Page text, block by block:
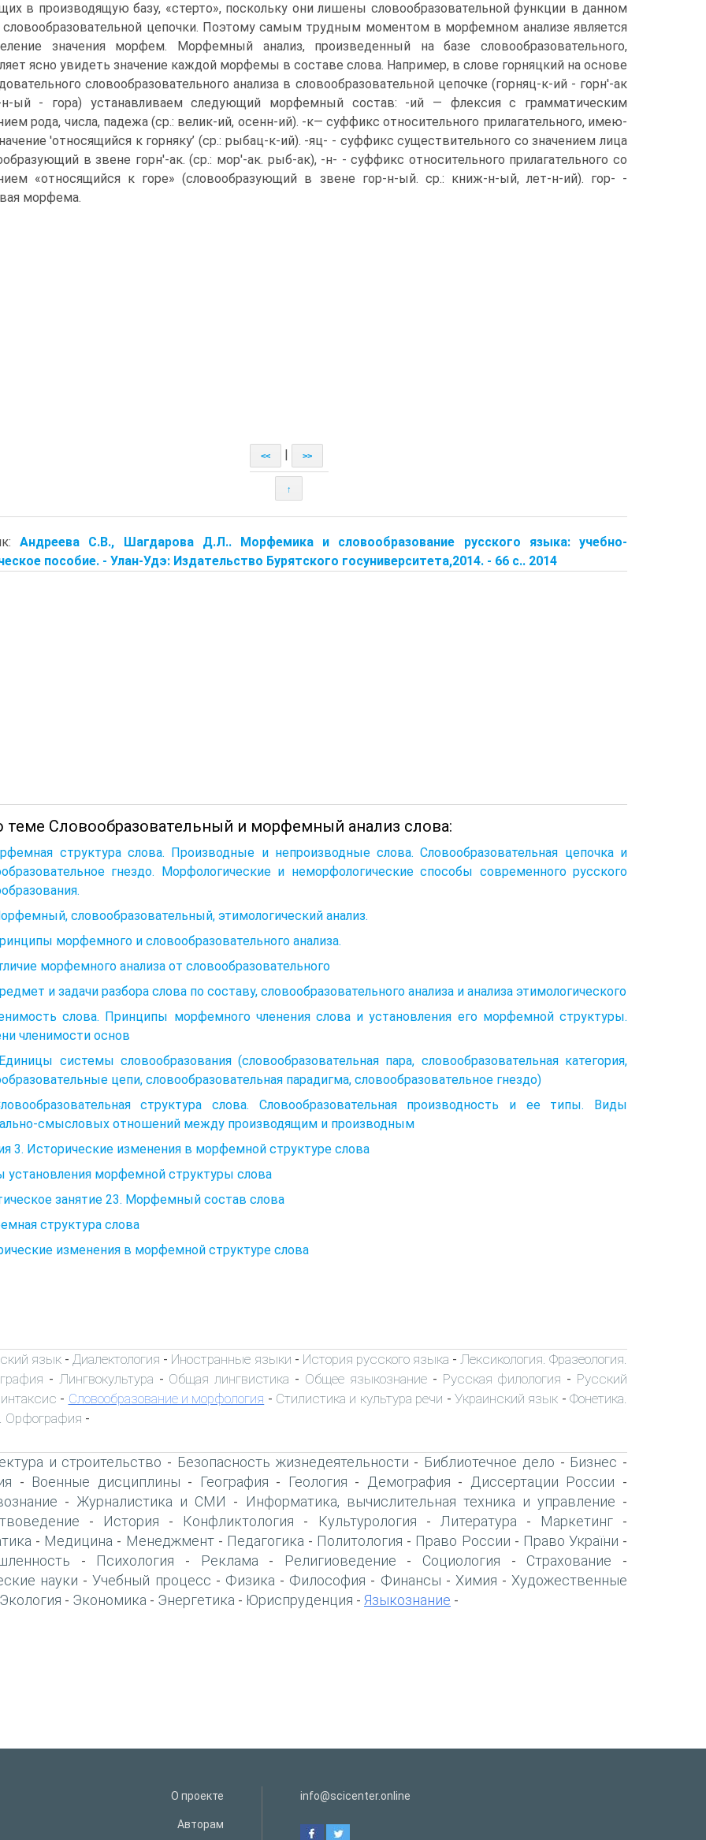
в производящую базу, «стерто», поскольку они лишены словообразо­вательной функции в данном
словообразовательной цепочки. Поэтому самым трудным моментом в морфемном анализе является
значения морфем. Морфемный анализ, произведенный на базе словообразовательного,
ясно увидеть значение каждой морфемы в составе слова. Например, в слове горняцкий на основе
словообразовательного анализа в слово­образовательной цепочке (горняц-к-ий - горн'-ак
ый - гора) устанавливаем следующий морфемный состав: -ий — флексия с грамматическим
рода, числа, падежа (ср.: велик-ий, осенн-ий). -к— суффикс относительного прилагательного, имею­
'относящийся к горняку’ (ср.: рыбац-к-ий). -яц- - суф­фикс существительного со значением лица
в звене горн'-ак. (ср.: мор'-ак. рыб-ак), -н- - суффикс относительного прилагательного со
«относящийся к горе» (словообра­зующий в звене гор-н-ый. ср.: книж-н-ый, лет-н-ий). гор- -
морфема.
<< >>
↑
Андреева С.В., Шагдарова Д.Л.. Морфемика и словообразование русского языка: учеб­но-
пособие. - Улан-Удэ: Издательство Бурят­ского госуниверситета,2014. - 66 с.. 2014
теме Словообразовательный и морфемный анализ слова:
структура слова. Производные и непроизводные слова. Словообразовательная цепочка и
гнездо. Морфологические и неморфологические способы современного русского
словообразовательный, этимологический анализ.
морфемного и словообразовательного анализа.
морфемного анализа от словообразовательного
и задачи разбора слова по составу, словообразовательного анализа и анализа этимологического
слова. Принципы морфемного членения слова и установления его морфемной структуры.
членимости основ
системы словообразования (словообразовательная пара, словообразовательная категория,
цепи, словообразовательная парадигма, словообразовательное гнездо)
структура слова. Словообразовательная производность и ее типы. Виды
смысловых отношений между производящим и производным
3. Исторические изменения в морфемной структуре слова
установления морфемной структуры слова
занятие 23. Морфемный состав слова
структура слова
изменения в морфемной структуре слова
язык - Диалектология - Иностранные языки - История русского языка - Лексикология. Фразеология.
- Лингвокультура - Общая лингвистика - Общее языкознание- Русская филология - Русский
- Словообразование и морфология - Стилистика и культура речи - Украинский язык - Фонетика.
Орфография -
и строительство - Безопасность жизнедеятельности - Библиотечное дело - Бизнес -
- Военные дисциплины - География - Геология - Демография - Диссертации России -
- Журналистика и СМИ - Информатика, вычислительная техника и управление -
- История - Конфликтология - Культурология - Литература - Маркетинг-
- Медицина - Менеджмент- Педагогика - Политология - Право России - Право України -
- Психология - Реклама - Религиоведение - Социология - Страхование -
науки -Учебный процесс - Физика - Философия - Финансы - Химия - Художественные
Экология - Экономика - Энергетика - Юриспруденция - Языкознание -
О проекте
Авторам
info@scicenter.online